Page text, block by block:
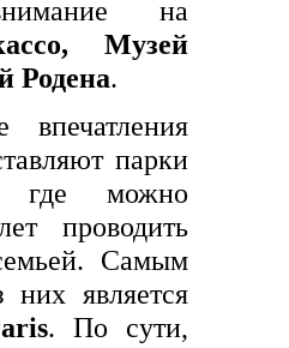
на
Музей
Родена.
впечатления
парки
где можно
проводить
Самым
них является
. По сути,